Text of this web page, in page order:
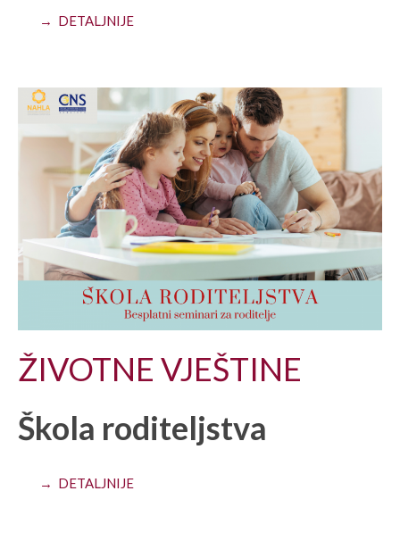
→ DETALJNIJE
ŽIVOTNE VJEŠTINE
Škola roditeljstva
→ DETALJNIJE